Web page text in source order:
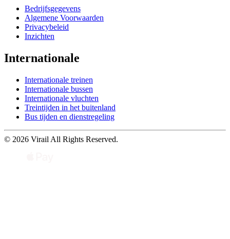
Bedrijfsgegevens
Algemene Voorwaarden
Privacybeleid
Inzichten
Internationale
Internationale treinen
Internationale bussen
Internationale vluchten
Treintijden in het buitenland
Bus tijden en dienstregeling
© 2026 Virail All Rights Reserved.